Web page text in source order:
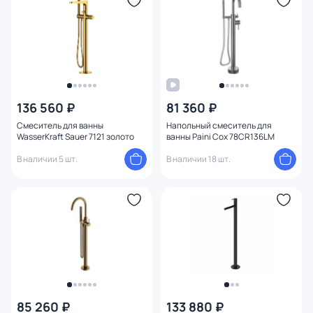
136 560 ₽
Смеситель для ванны
WasserKraft Sauer 7121 золото
В наличии 5 шт.
81 360 ₽
Напольный смеситель для
ванны Paini Cox 78CR136LM
В наличии 18 шт.
85 260 ₽ 133 880 ₽
Назначение
Длина (см)
Вращение излива
Механизм